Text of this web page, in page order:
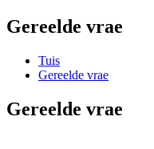
Gereelde vrae
Tuis
Gereelde vrae
Gereelde vrae